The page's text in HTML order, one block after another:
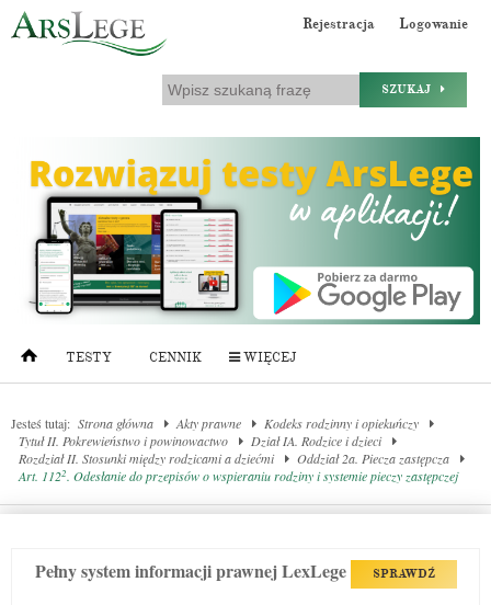
Rejestracja Logowanie
SZUKAJ
TESTY CENNIK WIĘCEJ
Jesteś tutaj: Strona główna Akty prawne
Kodeks rodzinny i opiekuńczy
Tytuł II. Pokrewieństwo i powinowactwo
Dział IA. Rodzice i dzieci
Rozdział II. Stosunki między rodzicami a dziećmi
Oddział 2a. Piecza zastępcza
Art. 1122. Odesłanie do przepisów o wspieraniu rodziny i systemie pieczy zastępczej
Pełny system informacji prawnej LexLege SPRAWDŹ